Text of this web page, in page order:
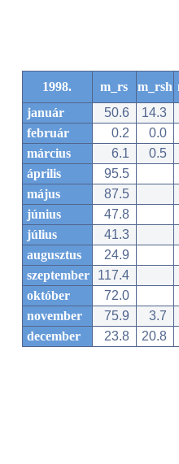
1998. m_rs m_rsh
január
50.6 14.3
február
0.2 0.0
március
6.1 0.5
április
95.5
május
87.5
június
47.8
július
41.3
augusztus
24.9
szeptember
117.4
október
72.0
november
75.9 3.7
december
23.8 20.8